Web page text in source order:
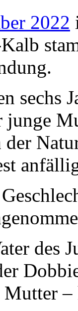
2022
sechs
junge
des